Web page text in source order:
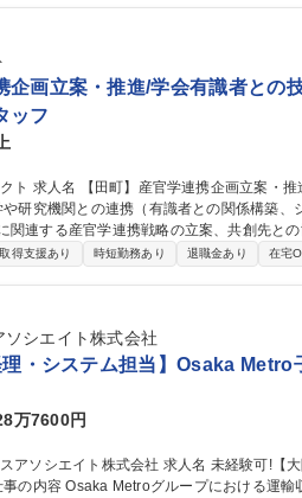
企画立案・推進/学会有識者との
ッフ
応/トヨタG
関連する産官学連携戦略の立案、共創先と
応/トヨタG中核
得支援あり 時短勤務あり 退職金あり 在宅
シエイト株式会社
・システム担当】Osaka Metro
万7600円
経験可!【大阪/経理・システム担当】Osaka Metro子